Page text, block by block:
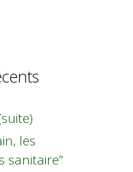
les
sanitaire”